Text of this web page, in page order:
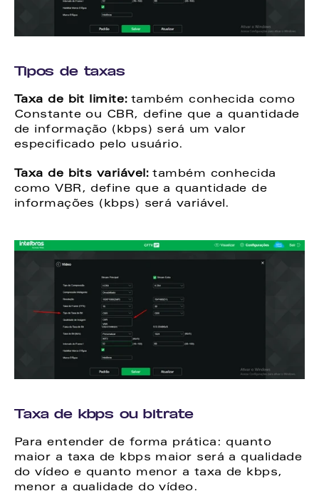
Tipos de taxas
Taxa de bit limite: também conhecida como
Constante ou CBR, define que a quantidade
de informação (kbps) será um valor
especificado pelo usuário.
Taxa de bits variável: também conhecida
como VBR, define que a quantidade de
informações (kbps) será variável.
Taxa de kbps ou bitrate
Para entender de forma prática: quanto
maior a taxa de kbps maior será a qualidade
do vídeo e quanto menor a taxa de kbps,
menor a qualidade do vídeo.